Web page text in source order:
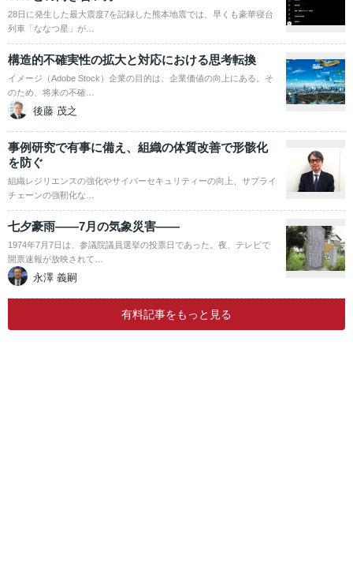
28日に発生した最大震度7を記録した熊本地震では、早くも豪華寝台
列車「ななつ星」が…
構造的不確実性の拡大と対応における思考転換
イメージ（Adobe Stock）企業の目的は、企業価値の向上にある。そ
のため、将来の不確…
後藤 茂之
事例研究で有事に備え、組織の体質改善で形骸化
を防ぐ
組織レジリエンスの強化やサイバーセキュリティーの向上、サプライ
チェーンの強靭化な…
七夕豪雨――7月の気象災害――
1974年7月7日は、参議院議員選挙の投票日であった。夜、テレビで
開票速報が放映されて…
永澤 義嗣
有料記事をもっと見る